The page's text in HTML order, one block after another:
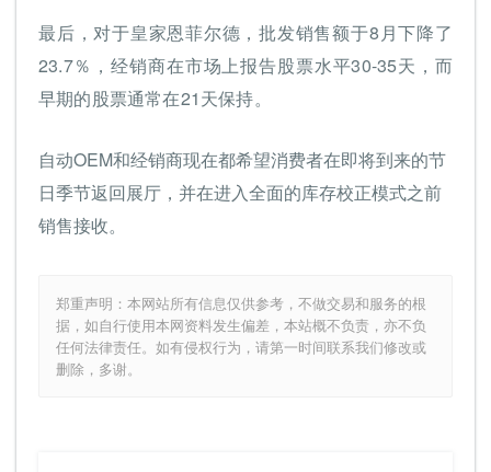
最后，对于皇家恩菲尔德，批发销售额于8月下降了
23.7％，经销商在市场上报告股票水平30-35天，而
早期的股票通常在21天保持。
自动OEM和经销商现在都希望消费者在即将到来的节
日季节返回展厅，并在进入全面的库存校正模式之前
销售接收。
郑重声明：本网站所有信息仅供参考，不做交易和服务的根
据，如自行使用本网资料发生偏差，本站概不负责，亦不负
任何法律责任。如有侵权行为，请第一时间联系我们修改或
删除，多谢。